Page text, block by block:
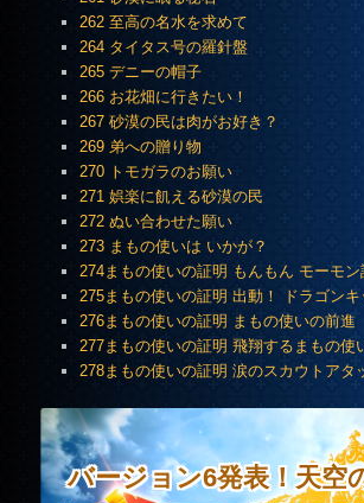
262 至高の名水を求めて
264 タイタス号の羅針盤
265 デニーの帽子
266 お花畑に行きたい！
267 砂漠の民は肉がお好き？
269 弟への贈り物
270 トモガラのお願い
271 娯楽に飢える砂漠の民
272 ぬい合わせた願い
273 まもの使いは いかが？
274まもの使いの証明 もんもん モーモン
275まもの使いの証明 出動！ ドラゴンキ
276まもの使いの証明 まもの使いの前進
277まもの使いの証明 飛翔するまもの使
278まもの使いの証明 涙のスカウトアタ
バージョン6発表！天空